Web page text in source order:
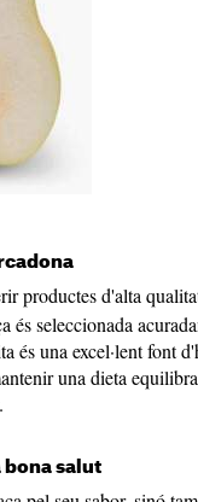
productes d'alta
és seleccionada
és una excel·lent font
una dieta
bona salut